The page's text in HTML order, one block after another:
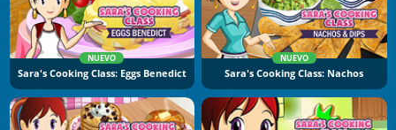
NUEVO
Sara's Cooking Class: Eggs Benedict
NUEVO
Sara's Cooking Class: Nachos